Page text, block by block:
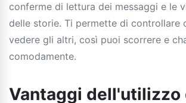
conferme di lettura dei messaggi e le
delle storie. Ti permette di controllare
vedere gli altri, così puoi scorrere e
comodamente.
Vantaggi dell'utilizzo